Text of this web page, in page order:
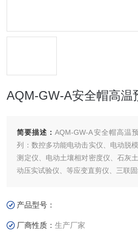
AQM-GW-A安全帽高温
简要描述：AQM-GW-A安全帽高温
列：数控多功能电动击实仪、电动脱
测定仪、电动土壤相对密度仪、石灰
动压实试验仪、等应变直剪仪、三联
产品型号：
厂商性质：生产厂家